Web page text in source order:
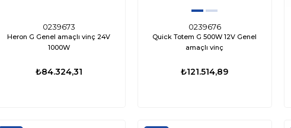
0239673
Heron G Genel amaçlı vinç 24V
1000W
₺84.324,31
0239676
Quick Totem G 500W 12V Genel
amaçlı vinç
₺121.514,89